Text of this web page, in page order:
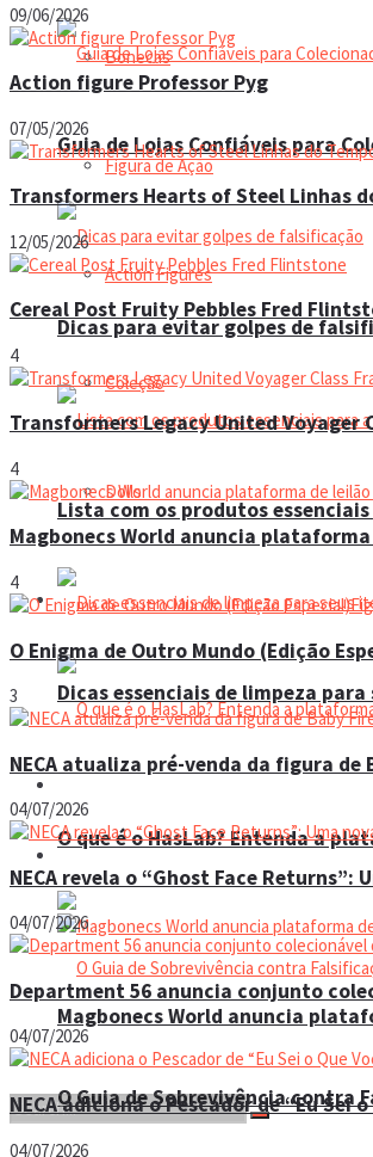
Bonecas
Figura de Ação
Action Figures
Coleção
Dolls
Manual do colecionador
O que é o HasLab? Entenda a
O Guia de Sobrevivência contra
Guia de Lojas Confiáveis para
Dicas para evitar golpes de
Lista com os produtos
Dicas essenciais de limpeza
Eventos
Magbonecs World anuncia
09/06/2026
Action figure Professor Pyg
07/05/2026
Transformers Hearts of Steel Linhas
12/05/2026
Cereal Post Fruity Pebbles Fred
4
Transformers Legacy United Voyager
4
Magbonecs World anuncia
4
O Enigma de Outro Mundo (Edição
3
NECA atualiza pré-venda da figura
04/07/2026
NECA revela o “Ghost Face
04/07/2026
Department 56 anuncia conjunto
04/07/2026
NECA adiciona o Pescador de “Eu Sei
04/07/2026